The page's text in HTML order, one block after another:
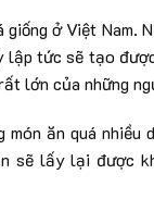
ở Việt Nam.
tức sẽ tạo
lớn của những
ăn quá nhiều
sẽ lấy lại được